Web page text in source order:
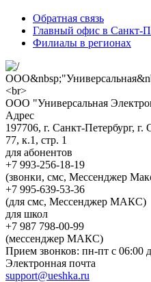
Обратная связь
Главный офис в Санкт-
Филиалы в регионах
ООО "Универсальная
Адрес
197706, г. Санкт-Петербург, г.
77, к.1, стр. 1
для абонентов
+7 993-256-18-19
(звонки, смс, Мессенджер
+7 995-639-53-36
(для смс, Мессенджер МАКС)
для школ
+7 987 798-00-99
(мессенджер МАКС)
Прием звонков: пн-пт с
Электронная почта
support@ueshka.ru